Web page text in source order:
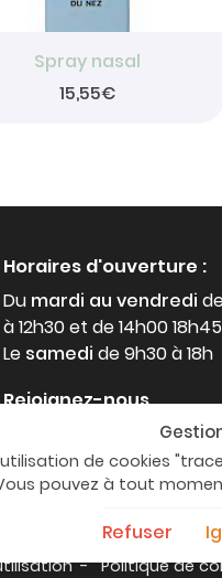
Spray nasal
15,55€
Horaires d'ouverture :
Du mardi au vendredi
à 12h30 et de 14h00 18h45
Le samedi de 9h30 à 18h
Rejoignez-nous
Politique de
de cookies
pouvez à tout
Refuser